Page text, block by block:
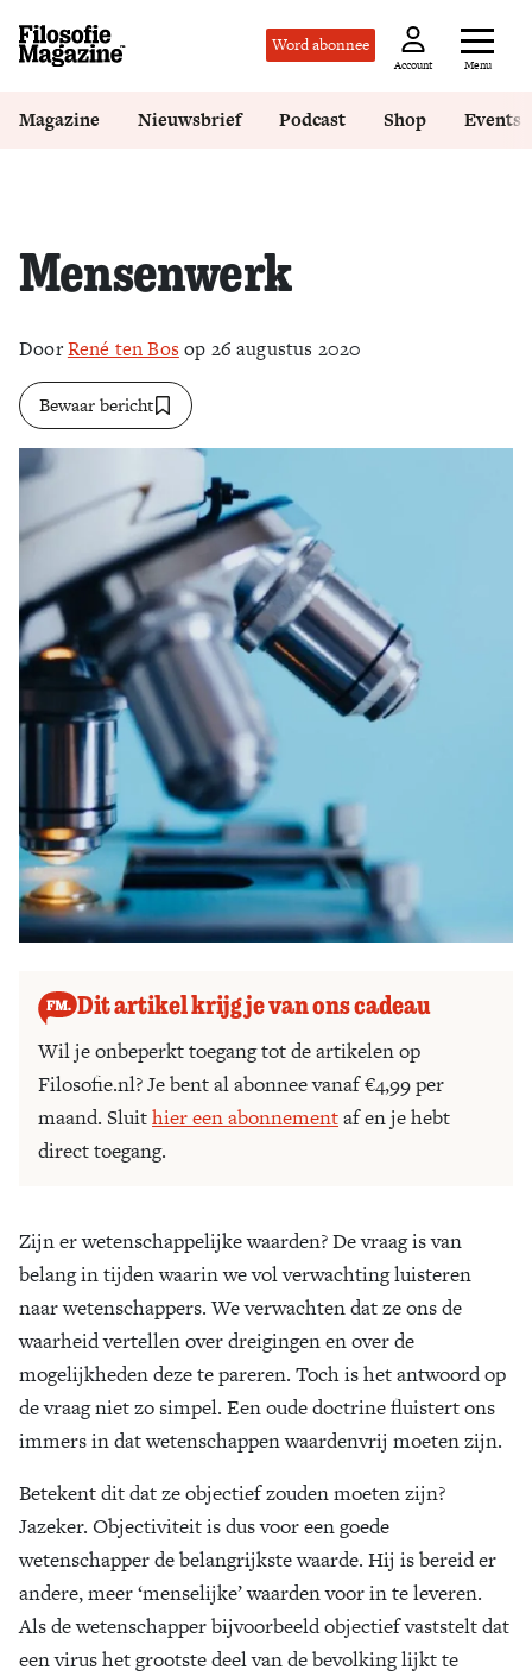
Word abonnee
Account Menu
Magazine Nieuwsbrief Podcast Shop Events
Mensenwerk
DoorRené ten Bos op 26 augustus 2020
Bewaar bericht
Dit artikel krijg je van ons cadeau
Wil je onbeperkt toegang tot de artikelen op
Filosofie.nl? Je bent al abonnee vanaf €4,99 per
maand. Sluithier een abonnementaf en je hebt
direct toegang.
Zijn er wetenschappelijke waarden? De vraag is van
belang in tijden waarin we vol verwachting luisteren
naar wetenschappers. We verwachten dat ze ons de
waarheid vertellen over dreigingen en over de
mogelijkheden deze te pareren. Toch is het antwoord op
de vraag niet zo simpel. Een oude doctrine fluistert ons
immers in dat wetenschappen waardenvrij moeten zijn.
Betekent dit dat ze objectief zouden moeten zijn?
Jazeker. Objectiviteit is dus voor een goede
wetenschapper de belangrijkste waarde. Hij is bereid er
andere, meer ‘menselijke’ waarden voor in te leveren.
Als de wetenschapper bijvoorbeeld objectief vaststelt dat
een virus het grootste deel van de bevolking lijkt te